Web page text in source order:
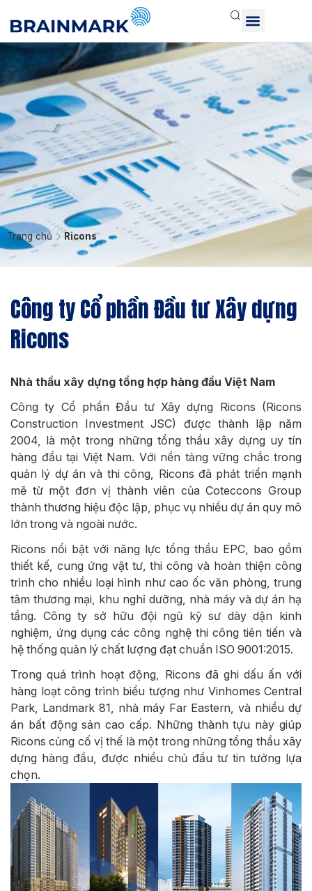
Trang chủ Ricons
Công ty Cổ phần Đầu tư Xây dựng
Ricons
Nhà thầu xây dựng tổng hợp hàng đầu Việt Nam
Công ty Cổ phần Đầu tư Xây dựng Ricons (Ricons
Construction Investment JSC) được thành lập năm
2004, là một trong những tổng thầu xây dựng uy tín
hàng đầu tại Việt Nam. Với nền tảng vững chắc trong
quản lý dự án và thi công, Ricons đã phát triển mạnh
mẽ từ một đơn vị thành viên của Coteccons Group
thành thương hiệu độc lập, phục vụ nhiều dự án quy mô
lớn trong và ngoài nước.
Ricons nổi bật với năng lực tổng thầu EPC, bao gồm
thiết kế, cung ứng vật tư, thi công và hoàn thiện công
trình cho nhiều loại hình như cao ốc văn phòng, trung
tâm thương mại, khu nghỉ dưỡng, nhà máy và dự án hạ
tầng. Công ty sở hữu đội ngũ kỹ sư dày dặn kinh
nghiệm, ứng dụng các công nghệ thi công tiên tiến và
hệ thống quản lý chất lượng đạt chuẩn ISO 9001:2015.
Trong quá trình hoạt động, Ricons đã ghi dấu ấn với
hàng loạt công trình biểu tượng như Vinhomes Central
Park, Landmark 81, nhà máy Far Eastern, và nhiều dự
án bất động sản cao cấp. Những thành tựu này giúp
Ricons củng cố vị thế là một trong những tổng thầu xây
dựng hàng đầu, được nhiều chủ đầu tư tin tưởng lựa
chọn.